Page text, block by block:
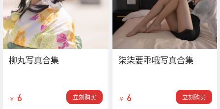
柳丸写真合集
￥ 6 立刻购买
柒柒要乖哦写真合集
￥ 6 立刻购买